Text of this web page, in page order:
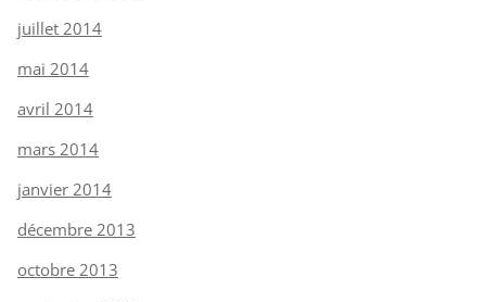
juillet 2014
mai 2014
avril 2014
mars 2014
janvier 2014
décembre 2013
octobre 2013